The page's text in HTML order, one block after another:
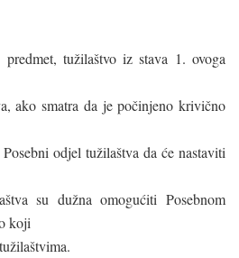
tužilaštvo iz stava 1. ovoga
ako smatra da je počinjeno krivično
odjel tužilaštva da će nastaviti
su dužna omogućiti Posebnom
koji